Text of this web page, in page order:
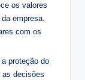
os valores
empresa.
com os
proteção do
as decisões